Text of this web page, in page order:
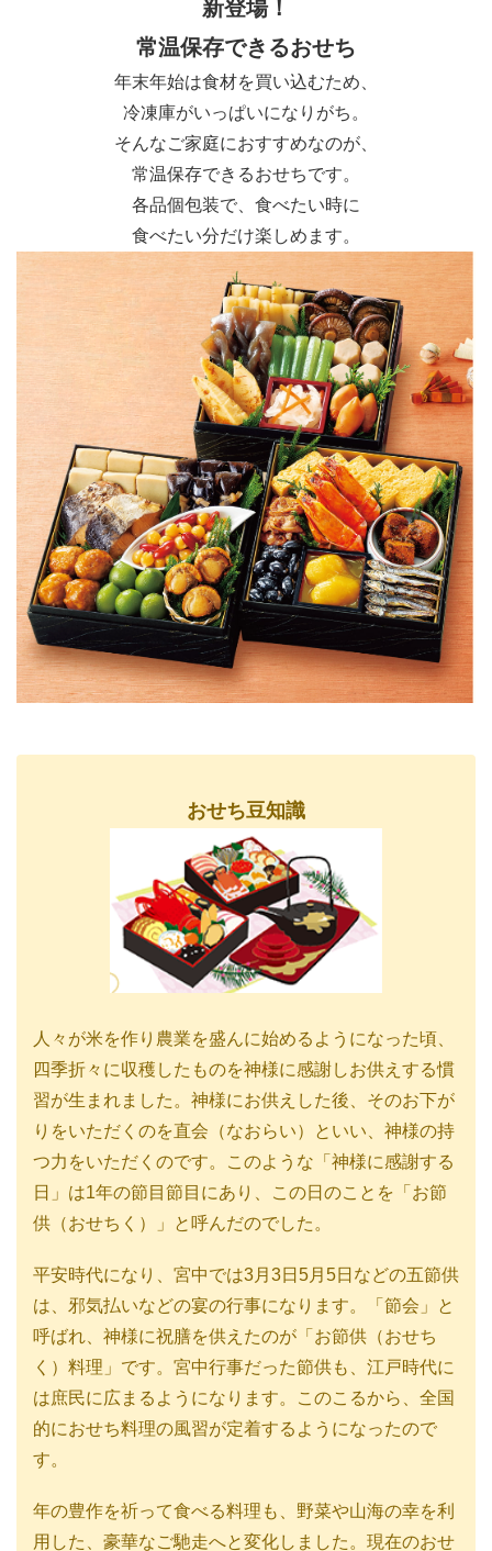
新登場！
常温保存できるおせち
年末年始は食材を買い込むため、
冷凍庫がいっぱいになりがち。
そんなご家庭におすすめなのが、
常温保存できるおせちです。
各品個包装で、食べたい時に
食べたい分だけ楽しめます。
おせち豆知識
人々が米を作り農業を盛んに始めるようになった頃、
四季折々に収穫したものを神様に感謝しお供えする慣
習が生まれました。神様にお供えした後、そのお下が
りをいただくのを直会（なおらい）といい、神様の持
つ力をいただくのです。このような「神様に感謝する
日」は1年の節目節目にあり、この日のことを「お節
供（おせちく）」と呼んだのでした。
平安時代になり、宮中では3月3日5月5日などの五節供
は、邪気払いなどの宴の行事になります。「節会」と
呼ばれ、神様に祝膳を供えたのが「お節供（おせち
く）料理」です。宮中行事だった節供も、江戸時代に
は庶民に広まるようになります。このこるから、全国
的におせち料理の風習が定着するようになったので
す。
年の豊作を祈って食べる料理も、野菜や山海の幸を利
用した、豪華なご馳走へと変化しました。現在のおせ